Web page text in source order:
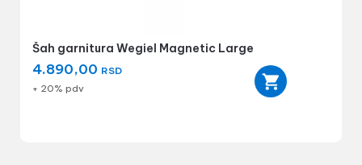
Šah garnitura Wegiel Magnetic Large
4.890,00 RSD
+ 20% pdv